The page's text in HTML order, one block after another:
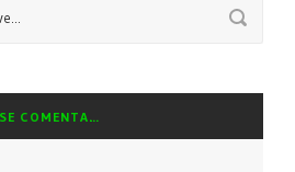
SE COMENTA…